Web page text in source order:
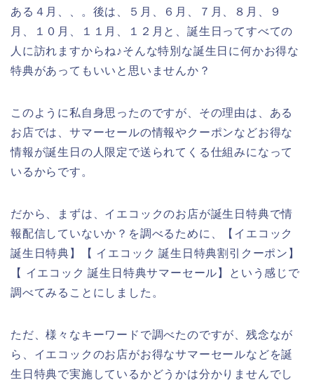
ある４月、、。後は、５月、６月、７月、８月、９
月、１０月、１１月、１２月と、誕生日ってすべての
人に訪れますからね♪そんな特別な誕生日に何かお得な
特典があってもいいと思いませんか？
このように私自身思ったのですが、その理由は、ある
お店では、サマーセールの情報やクーポンなどお得な
情報が誕生日の人限定で送られてくる仕組みになって
いるからです。
だから、まずは、イエコックのお店が誕生日特典で情
報配信していないか？を調べるために、【イエコック
誕生日特典】【 イエコック 誕生日特典割引クーポン】
【 イエコック 誕生日特典サマーセール】という感じで
調べてみることにしました。
ただ、様々なキーワードで調べたのですが、残念なが
ら、イエコックのお店がお得なサマーセールなどを誕
生日特典で実施しているかどうかは分かりませんでし